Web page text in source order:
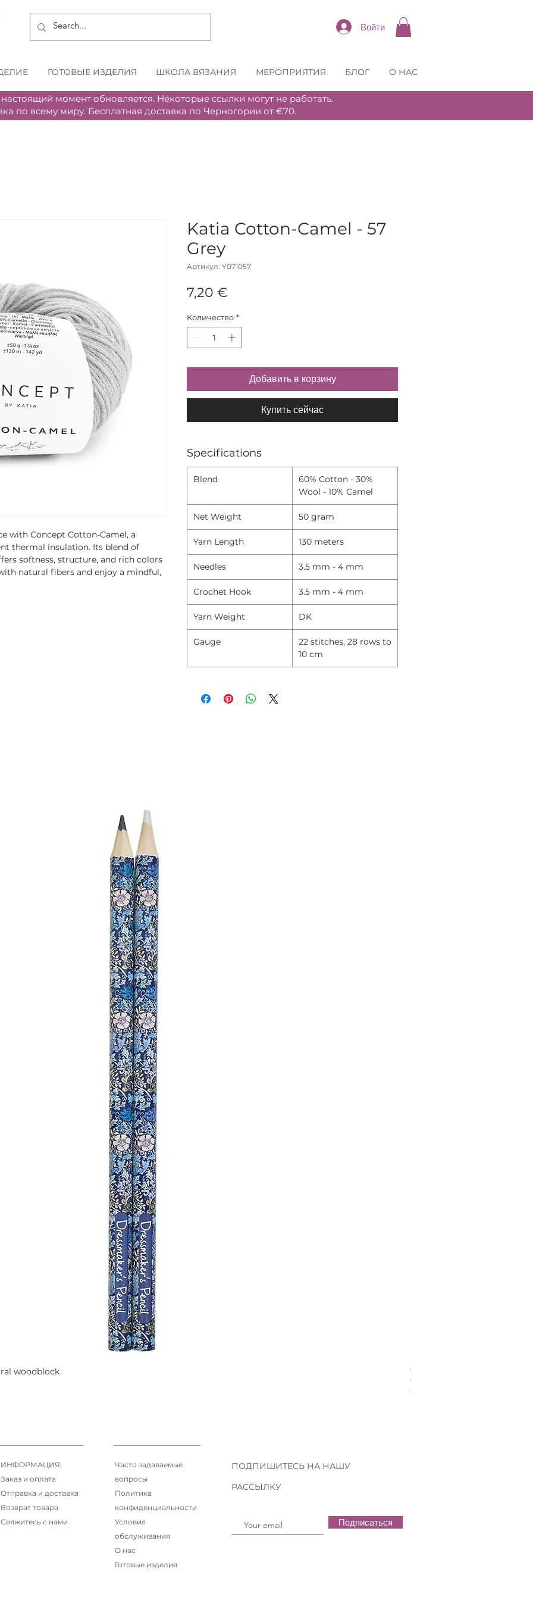
Войти
ГОТОВЫЕ ИЗДЕЛИЯ ШКОЛА ВЯЗАНИЯ МЕРОПРИЯТИЯ БЛОГ О НАС
момент обновляется. Некоторые ссылки могут не работать.
по всему миру. Бесплатная доставка по Черногории от €70.
with Concept Cotton-Camel, a
thermal insulation. Its blend of
softness, structure, and rich colors
natural fibers and enjoy a mindful,
Katia Cotton-Camel - 57
Grey
Артикул: Y071057
7,20 €
Количество *
Добавить в корзину
Купить сейчас
Specifications
Blend
60% Cotton - 30%
Wool - 10% Camel
Net Weight 50 gram
Yarn Length 130 meters
Needles 3.5 mm - 4 mm
Crochet Hook 3.5 mm - 4 mm
Yarn Weight DK
Gauge
22 stitches, 28 rows to
10 cm
woodblock Tuck lLock Round 30X28mm
Цена
2,90 €
ИНФОРМАЦИЯ:
Заказ и оплата
Отправка и доставка
Возврат товара
Свяжитесь с нами
Часто задаваемые
вопросы
Политика
конфиденциальности
Условия
обслуживания
О нас
Готовые изделия
ПОДПИШИТЕСЬ НА НАШУ
РАССЫЛКУ
Подписаться